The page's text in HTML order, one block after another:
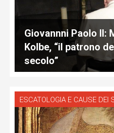
Giovannni Paolo II:
Kolbe, “il patrono
secolo”
ESCATOLOGIA E CAUSE DEI